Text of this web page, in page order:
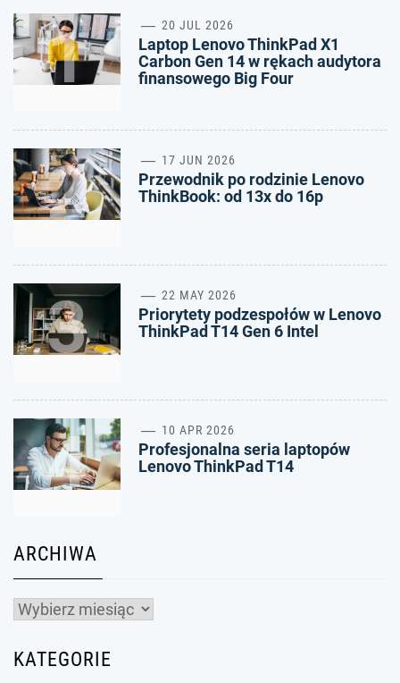
1 20 JUL 2026
Laptop Lenovo ThinkPad X1
Carbon Gen 14 w rękach audytora
finansowego Big Four
2 17 JUN 2026
Przewodnik po rodzinie Lenovo
ThinkBook: od 13x do 16p
3 22 MAY 2026
Priorytety podzespołów w Lenovo
ThinkPad T14 Gen 6 Intel
4 10 APR 2026
Profesjonalna seria laptopów
Lenovo ThinkPad T14
ARCHIWA
Archiwa
KATEGORIE